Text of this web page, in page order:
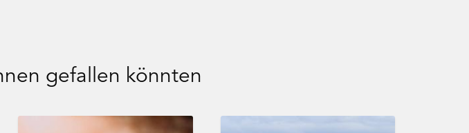
gefallen könnten